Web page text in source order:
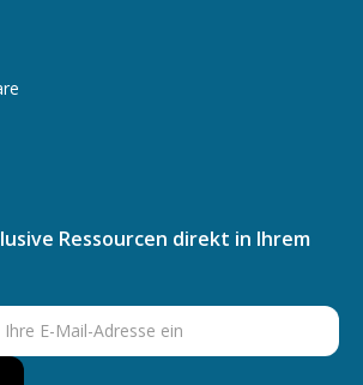
Ressourcen direkt in Ihrem